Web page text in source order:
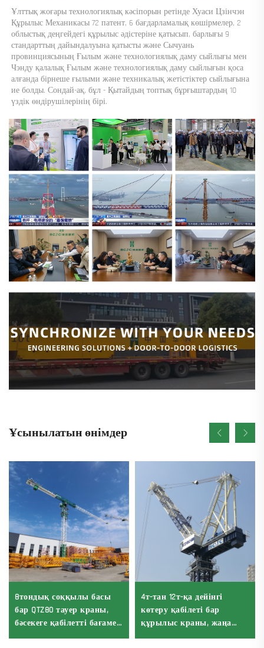
Ұлттық жоғары технологиялық кәсіпорын ретінде Хуаси Цзінчэн
Құрылыс Механикасы 72 патент, 6 бағдарламалық көшірмелер, 2
облыстық деңгейдегі құрылыс әдістеріне қатысып, барлығы 9
стандарттың дайындалуына қатысты және Сычуань
провинциясының Ғылым және технологиялық даму сыйлығы мен
Чэнду қалалық Ғылым және технологиялық даму сыйлығын қоса
алғанда бірнеше ғылыми және техникалық жетістіктер сыйлығына
ие болды. Сондай-ақ, бұл - Қытайдың топтық бұрғыштардың 10
үздік өндірушілерінің бірі.
Ұсынылатын өнімдер
8тондық соққылы басы
бар QTZ80 тауер краны,
бәсекеге қабілетті бағамен
Қытайдың краны
4т-тан 12т-қа дейінгі
көтеру қабілеті бар
құрылыс краны, жаңа
редуктор, дөңгелек